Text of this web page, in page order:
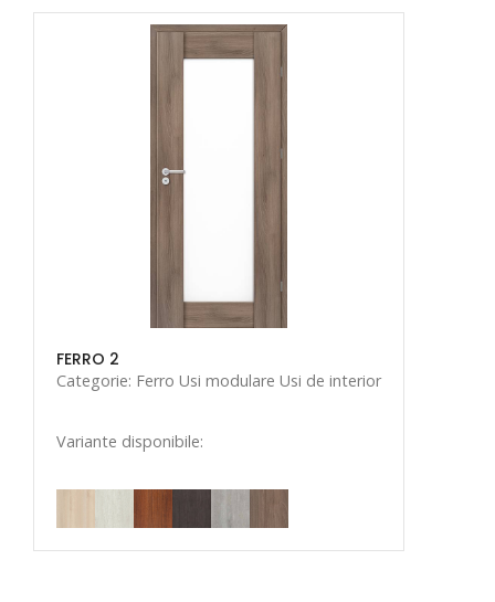
FERRO 2
Categorie: Ferro Usi modulare Usi de interior
Variante disponibile: